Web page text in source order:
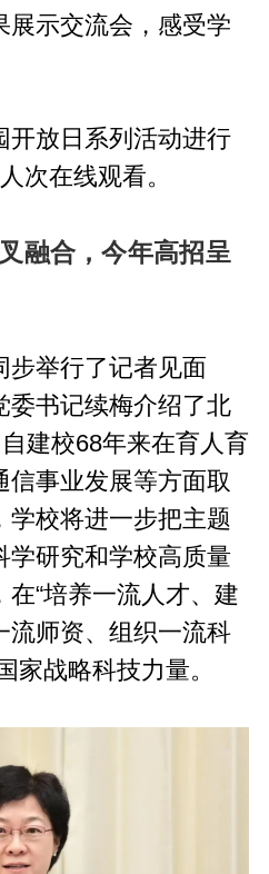
展示交流会，感受学
开放日系列活动进行
次在线观看。
融合，今年高招呈
步举行了记者见面
委书记续梅介绍了北
建校68年来在育人育
事业发展等方面取
学校将进一步把主题
学研究和学校高质量
“培养一流人才、建
流师资、组织一流科
家战略科技力量。